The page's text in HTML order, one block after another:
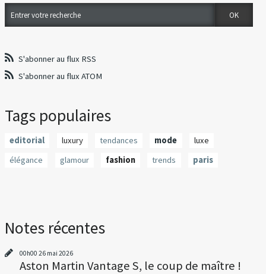
S'abonner au flux RSS
S'abonner au flux ATOM
Tags populaires
editorial luxury tendances mode
luxe
élégance
glamour fashion trends paris
Notes récentes
00h00 26 mai 2026
Aston Martin Vantage S, le coup de maître !